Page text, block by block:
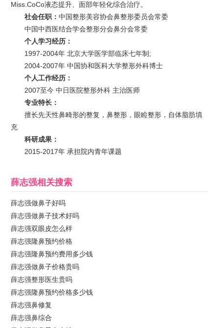
Miss.CoCo液态提升、面部年轻化综合治疗。
社会任职：中国整形美容协会鼻整形委员会常委
中国中西医结合学会整形分会鼻分会常委
个人学习经历：
1997-2004年 北京大学医学部临床七年制;
2004-2007年 中国协和医科大学整形外科博士
个人工作经历：
2007至今 中日医院整形外科 主治医师
专业特长：
擅长先天性鼻畸形的整复，鼻整形，眼睑整形，自体脂肪填
充
科研成果：
2015-2017年 承担院内青年课题
薛志强相关搜索
薛志强做鼻子好吗
薛志强做鼻子技术好吗
薛志强双眼皮怎么样
薛志强隆鼻预约价格
薛志强隆鼻预约费用多少钱
薛志强做鼻子价格贵吗
薛志强整形医生贵吗
薛志强隆鼻预约价格多少钱
薛志强鼻修复
薛志强鼻综合